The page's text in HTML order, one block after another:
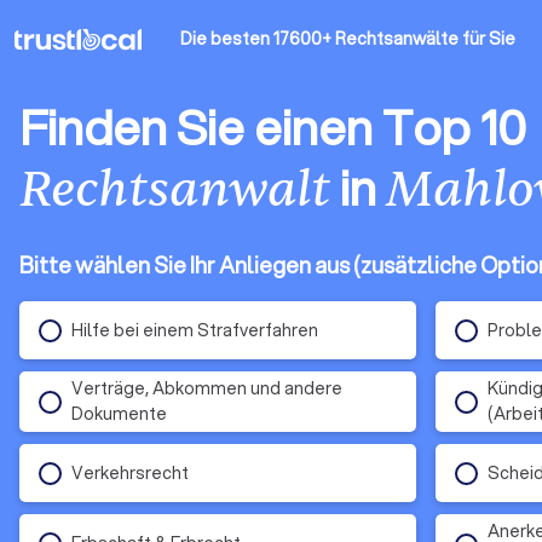
Die besten 17600+ Rechtsanwälte für Sie
Finden Sie einen Top 10
Rechtsanwaltin
Bitte wählen Sie Ihr Anliegen aus (zusätzliche
Hilfe bei einem Strafverfahren
Verträge, Abkommen und andere
Dokumente
Verkehrsrecht